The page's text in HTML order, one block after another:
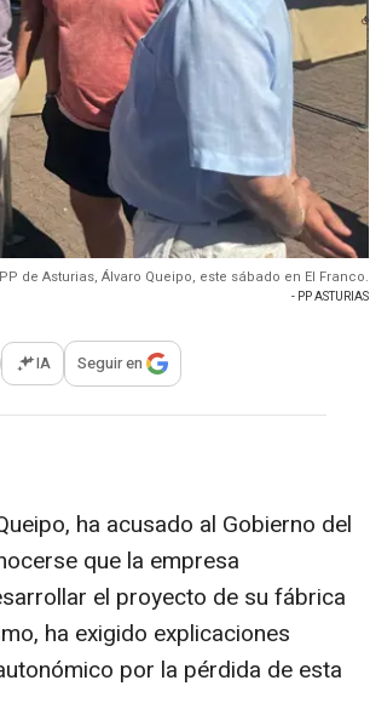
de Asturias, Álvaro Queipo, este sábado en El Franco.
- PP ASTURIAS
opciones para compartir
IA Seguir en
ha acusado al Gobierno del
que la empresa
el proyecto de su fábrica
ha exigido explicaciones
por la pérdida de esta